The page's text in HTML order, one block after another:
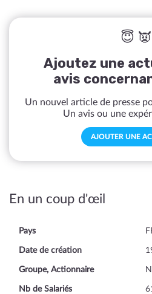
😇 👿
Ajoutez une
avis
Un nouvel article de presse
Un avis ou une
AJOUTER UNE
En un coup d'œil
Pays
Date de création
Groupe, Actionnaire
Nb de Salariés